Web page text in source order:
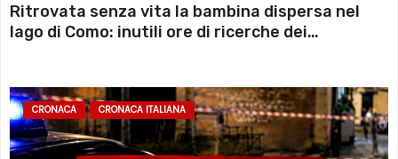
Ritrovata senza vita la bambina dispersa nel
lago di Como: inutili ore di ricerche dei
CRONACA CRONACA ITALIANA